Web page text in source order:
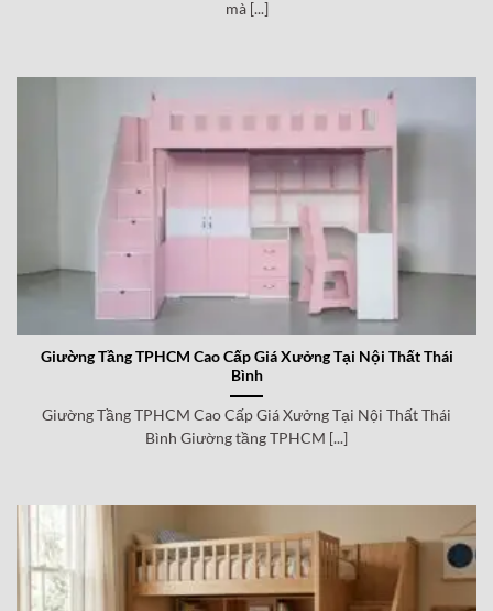
mà [...]
Giường Tầng TPHCM Cao Cấp Giá Xưởng Tại Nội Thất Thái
Bình
Giường Tầng TPHCM Cao Cấp Giá Xưởng Tại Nội Thất Thái
Bình Giường tầng TPHCM [...]